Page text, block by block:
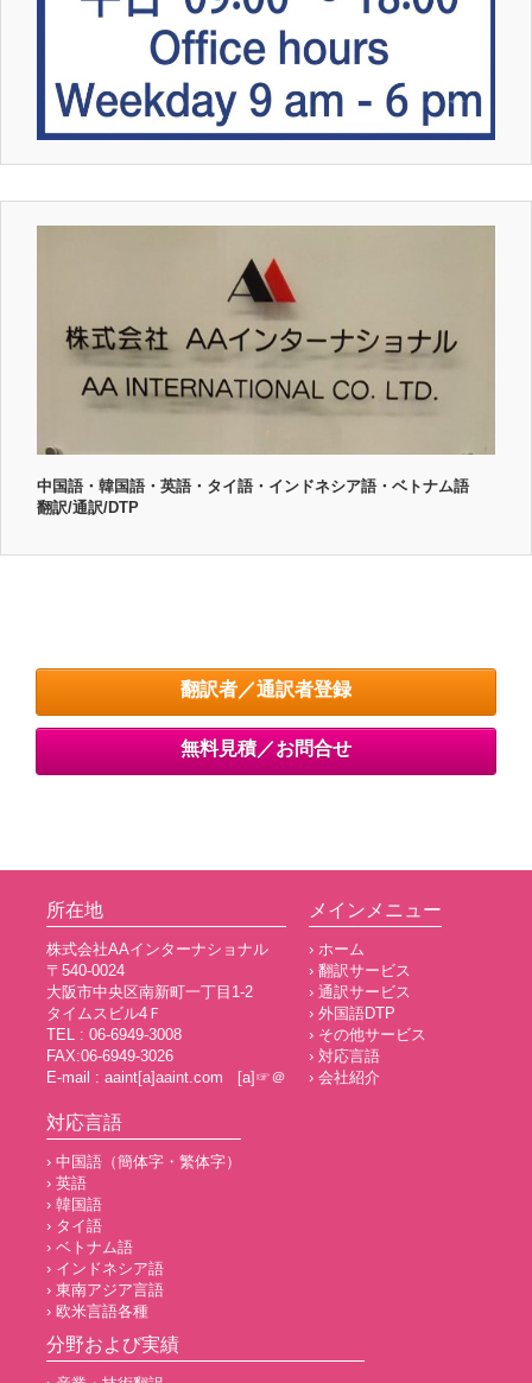
中国語・韓国語・英語・タイ語・インドネシア語・ベトナム語
翻訳/通訳/DTP
翻訳者／通訳者登録
無料見積／お問合せ
所在地
株式会社AAインターナショナル
〒540-0024
大阪市中央区南新町一丁目1-2
タイムスビル4Ｆ
TEL : 06-6949-3008
FAX:06-6949-3026
E-mail : aaint[a]aaint.com [a]☞＠
メインメニュー
› ホーム
› 翻訳サービス
› 通訳サービス
› 外国語DTP
› その他サービス
› 対応言語
› 会社紹介
対応言語
› 中国語（簡体字・繁体字）
› 英語
› 韓国語
› タイ語
› ベトナム語
› インドネシア語
› 東南アジア言語
› 欧米言語各種
分野および実績